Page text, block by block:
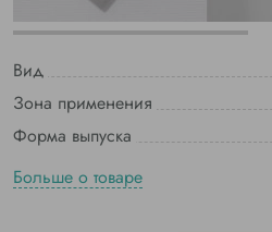
Вид
Зона применения
Форма выпуска
Больше о товаре